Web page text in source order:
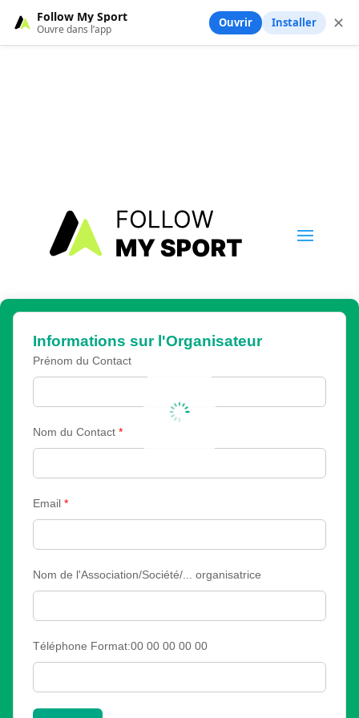
Informations sur l'Organisateur
Prénom du Contact
Nom du Contact *
Email *
Nom de l'Association/Société/... organisatrice
Téléphone Format:00 00 00 00 00
Follow My Sport
Ouvre dans l’app Ouvrir Installer ✕